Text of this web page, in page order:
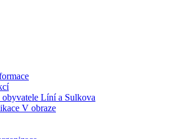
Líní a Sulkova
V obraze